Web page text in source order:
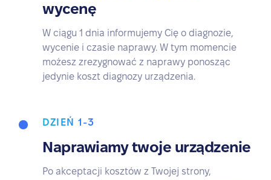
wycenę
W ciągu 1 dnia informujemy Cię o diagnozie,
wycenie i czasie naprawy. W tym momencie
możesz zrezygnować z naprawy ponosząc
jedynie koszt diagnozy urządzenia.
DZIEŃ 1-3
Naprawiamy twoje urządzenie
Po akceptacji kosztów z Twojej strony,